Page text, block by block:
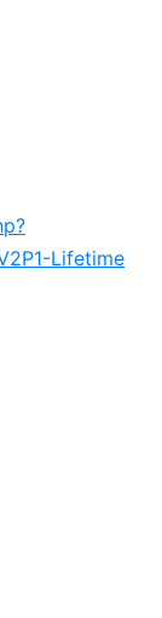
Lifetime